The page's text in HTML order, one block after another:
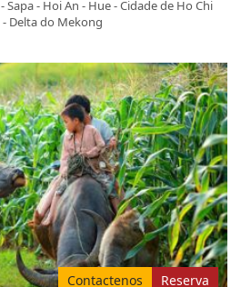
-Sapa- Hoi An - Hue-Cidade de Ho Chi
- Delta do Mekong
Contactenos Reserva